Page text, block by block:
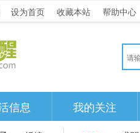
设为首页 收藏本站 帮助中心
信息 我的关注